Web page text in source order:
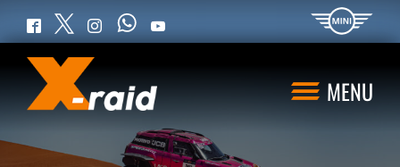
MENU
Facebook
Twitter Instagram
WhatsAppYouTube